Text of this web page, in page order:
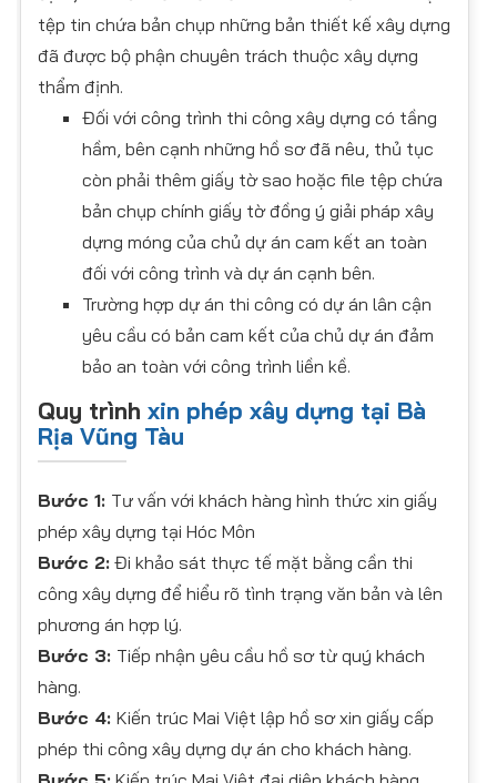
tệp tin chứa bản chụp những bản thiết kế xây dựng
đã được bộ phận chuyên trách thuộc xây dựng
thẩm định.
Đối với công trình thi công xây dựng có tầng
hầm, bên cạnh những hồ sơ đã nêu, thủ tục
còn phải thêm giấy tờ sao hoặc file tệp chứa
bản chụp chính giấy tờ đồng ý giải pháp xây
dựng móng của chủ dự án cam kết an toàn
đối với công trình và dự án cạnh bên.
Trường hợp dự án thi công có dự án lân cận
yêu cầu có bản cam kết của chủ dự án đảm
bảo an toàn với công trình liền kề.
Quy trình xin phép xây dựng tại Bà
Rịa Vũng Tàu
Bước 1: Tư vấn với khách hàng hình thức xin giấy
phép xây dựng tại Hóc Môn
Bước 2: Đi khảo sát thực tế mặt bằng cần thi
công xây dựng để hiểu rõ tình trạng văn bản và lên
phương án hợp lý.
Bước 3: Tiếp nhận yêu cầu hồ sơ từ quý khách
hàng.
Bước 4: Kiến trúc Mai Việt lập hồ sơ xin giấy cấp
phép thi công xây dựng dự án cho khách hàng.